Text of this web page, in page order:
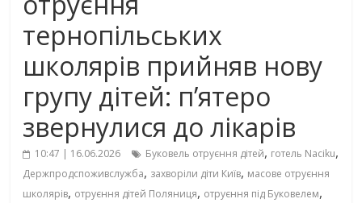
тернопільських
школярів прийняв нову
групу дітей: п’ятеро
звернулися до лікарів
10:47 | 16.06.2026 Буковель отруєння дітей, готель Naciku,
Держпродспоживслужба, захворіли діти Київ, масове отруєння
школярів, отруєння дітей Поляниця, отруєння під Буковелем,